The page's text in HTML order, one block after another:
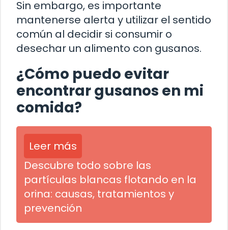
Sin embargo, es importante
mantenerse alerta y utilizar el sentido
común al decidir si consumir o
desechar un alimento con gusanos.
¿Cómo puedo evitar
encontrar gusanos en mi
comida?
Leer más
Descubre todo sobre las
partículas blancas flotando en la
orina: causas, tratamientos y
prevención